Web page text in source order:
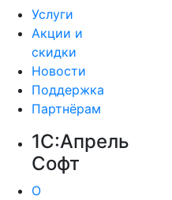
Услуги
Акции и
скидки
Новости
Поддержка
Партнёрам
1С:Апрель
Софт
О